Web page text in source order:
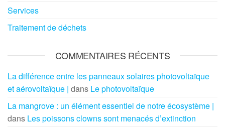
Services
Traitement de déchets
COMMENTAIRES RÉCENTS
La différence entre les panneaux solaires photovoltaïque
et aérovoltaïque | dans Le photovoltaïque
La mangrove : un élément essentiel de notre écosystème |
dans Les poissons clowns sont menacés d’extinction